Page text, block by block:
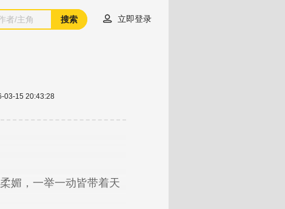
搜索  立即登录
03-15 20:43:28